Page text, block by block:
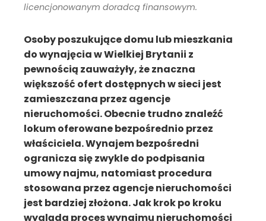
licencjonowanym doradcą finansowym.
Osoby poszukujące domu lub mieszkania
do wynajęcia w Wielkiej Brytanii z
pewnością zauważyły, że znaczna
większość ofert dostępnych w sieci jest
zamieszczana przez agencje
nieruchomości. Obecnie trudno znaleźć
lokum oferowane bezpośrednio przez
właściciela. Wynajem bezpośredni
ogranicza się zwykle do podpisania
umowy najmu, natomiast procedura
stosowana przez agencje nieruchomości
jest bardziej złożona. Jak krok po kroku
wygląda proces wynajmu nieruchomości